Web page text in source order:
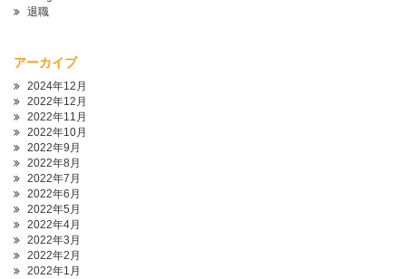
退職
アーカイブ
2024年12月
2022年12月
2022年11月
2022年10月
2022年9月
2022年8月
2022年7月
2022年6月
2022年5月
2022年4月
2022年3月
2022年2月
2022年1月